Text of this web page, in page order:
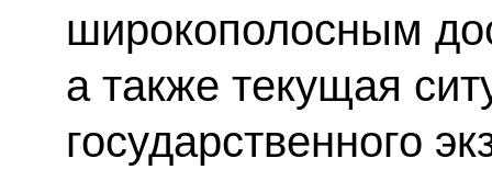
широкополосным
а также текущая
государственного